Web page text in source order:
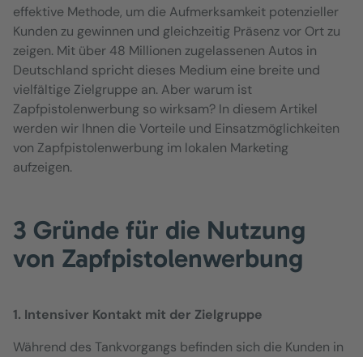
effektive Methode, um die Aufmerksamkeit potenzieller
Kunden zu gewinnen und gleichzeitig Präsenz vor Ort zu
zeigen. Mit über 48 Millionen zugelassenen Autos in
Deutschland spricht dieses Medium eine breite und
vielfältige Zielgruppe an. Aber warum ist
Zapfpistolenwerbung so wirksam? In diesem Artikel
werden wir Ihnen die Vorteile und Einsatzmöglichkeiten
von Zapfpistolenwerbung im lokalen Marketing
aufzeigen.
3 Gründe für die Nutzung
von Zapfpistolenwerbung
1. Intensiver Kontakt mit der Zielgruppe
Während des Tankvorgangs befinden sich die Kunden in